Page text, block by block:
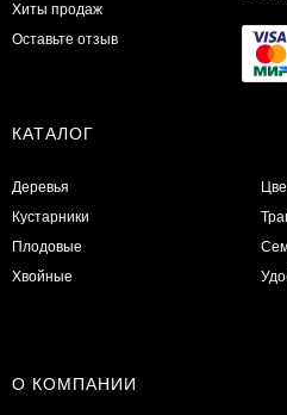
Хиты продаж
Оставьте отзыв
КАТАЛОГ
Деревья
Кустарники
Плодовые
Хвойные
О КОМПАНИИ